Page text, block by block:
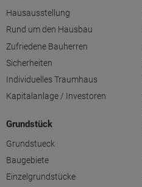
Hausausstellung
Rund um den Hausbau
Zufriedene Bauherren
Sicherheiten
Individuelles Traumhaus
Kapitalanlage / Investoren
Grundstück
Grundstueck
Baugebiete
Einzelgrundstücke